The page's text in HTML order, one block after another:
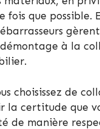
fois que possible.
démontage à la
choisissez de
la certitude que
de manière